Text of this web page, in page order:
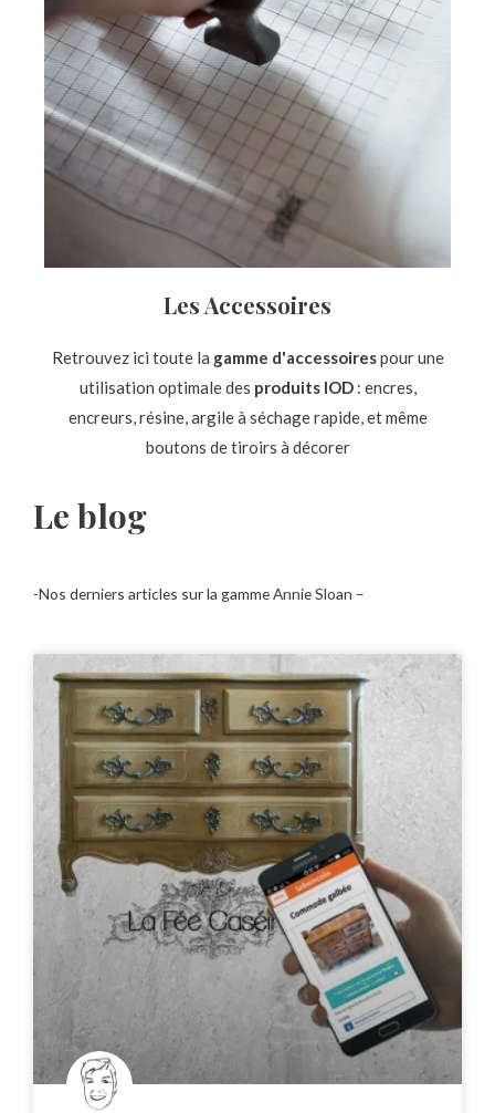
Les Accessoires
Retrouvez ici toute la gamme d'accessoirespour une
utilisation optimale des produits IOD: encres,
encreurs, résine, argile à séchage rapide, et même
boutons de tiroirs à décorer
Le blog
-Nos derniers articles sur la gamme Annie Sloan –